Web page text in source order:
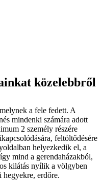
közelebbről
a fele fedett. A
mindenki számára adott
2 személy részére
feltöltődésére
helyezkedik el, a
mind a gerendaházakból,
kilátás nyílik a völgyben
hegyekre, erdőre.